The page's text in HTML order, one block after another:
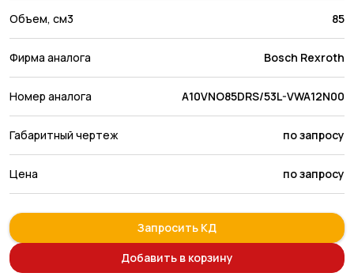
Объем, см3 85
Фирма аналога Bosch Rexroth
Номер аналога A10VNO85DRS/53L-VWA12N00
Габаритный чертеж по запросу
Цена по запросу
Запросить КД
Добавить в корзину